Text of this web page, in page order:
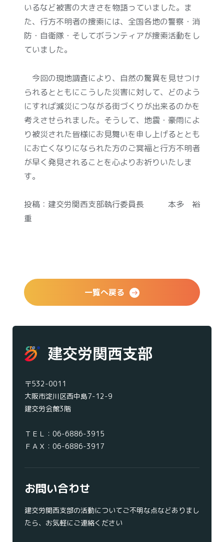
いるなど被害の大きさを物語っていました。ま
た、行方不明者の捜索には、全国各地の警察・消
防・自衛隊・そしてボランティアが捜索活動をし
ていました。
今回の現地調査により、自然の驚異を見せつけ
られるとともにこうした災害に対して、どのよう
にすれば減災につながる街づくりが出来るのかを
考えさせられました。そうして、地震・豪雨によ
り被災された皆様にお見舞いを申し上げるととも
にお亡くなりになられた方のご冥福と行方不明者
が早く発見されることを心よりお祈りいたしま
す。
投稿：建交労関西支部執行委員長 本多 裕
重
一覧へ戻る
〒532-0011
大阪市淀川区西中島7-12-9
建交労会館3階
ＴＥＬ： 06-6886-3915
ＦＡＸ：06-6886-3917
お問い合わせ
建交労関西支部の活動についてご不明な点などありまし
たら、お気軽にご連絡ください